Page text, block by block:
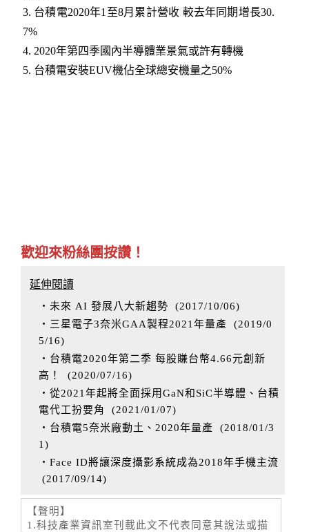
3. 台積電2020年1至8月累計營收 較去年同期增長30.
7%​
4. 2020年第四季國內半導體業景氣或許有轉機​
5. 台積電安裝EUV機佔全球總安機量之50%​
歡迎來粉絲團按讚！
延伸閱讀
‧未來 AI 發展八大新趨勢 (2017/10/06)
‧三星電子3奈米GAA製程2021年量產 (2019/0
5/16)
‧台積電2020年第二季 每股賺台幣4.66元創新
高！
(2020/07/16)
‧從2021年起將全面採用GaN和SiC半導體、台積
電代工扮要角
(2021/01/07)
‧台積電5奈米廠動土、2020年量產 (2018/01/3
1 )
‧Face ID將讓深度攝影系統成為2018年手機主流
(2017/09/14)
【聲明】
1.科技產業資訊室刊載此文不代表同意其說法或描